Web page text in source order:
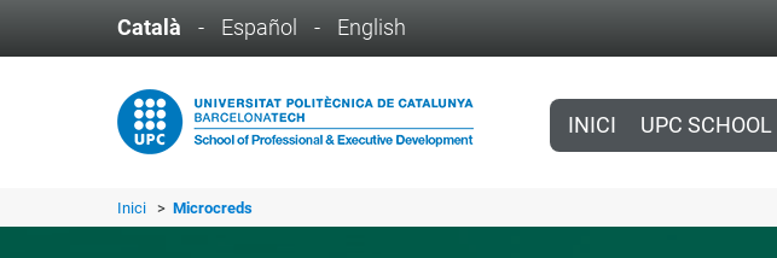
Català - Español - English
INICI UPC SCHOOL
Inici > Microcreds